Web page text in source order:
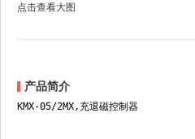
点击查看大图
产品简介
KMX-05/2MX,充退磁控制器